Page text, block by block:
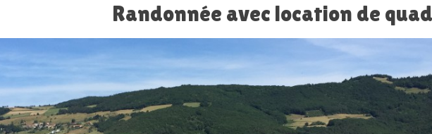
Randonnée avec location de